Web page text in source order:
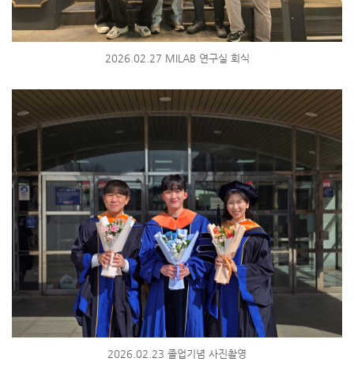
2026.02.27 MILAB 연구실 회식
2026.02.23 졸업기념 사진촬영